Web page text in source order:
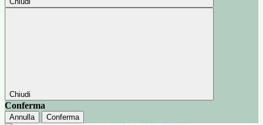
Chiudi
Conferma
Annulla Conferma